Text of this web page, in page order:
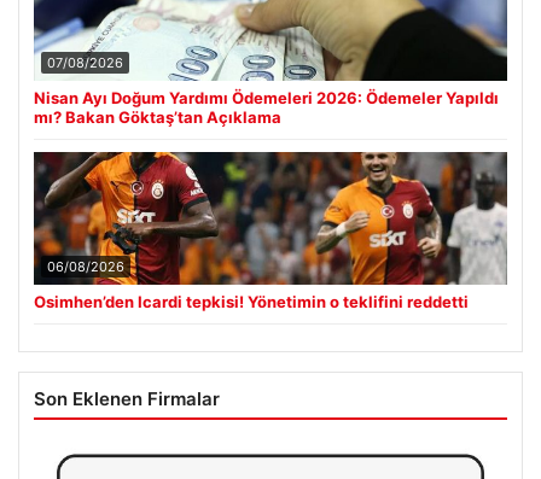
07/08/2026
Nisan Ayı Doğum Yardımı Ödemeleri 2026: Ödemeler Yapıldı
mı? Bakan Göktaş’tan Açıklama
06/08/2026
Osimhen’den Icardi tepkisi! Yönetimin o teklifini reddetti
Son Eklenen Firmalar